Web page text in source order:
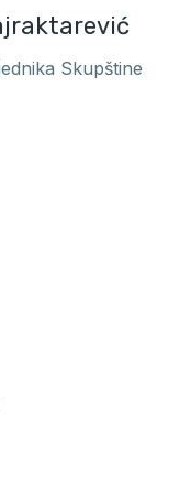
Skupštine